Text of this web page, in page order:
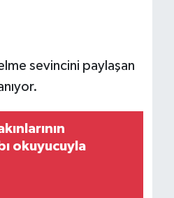
sevincini paylaşan
okuyucuyla